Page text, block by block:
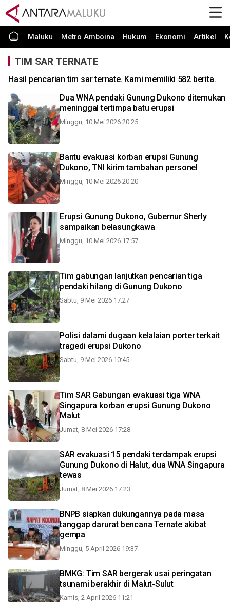
Maluku Metro Amboina Hukum Ekonomi Artikel
TIM SAR TERNATE
Hasil pencarian tim sar ternate. Kami memiliki 582 berita.
Dua WNA pendaki Gunung Dukono ditemukan
meninggal tertimpa batu erupsi
Minggu, 10 Mei 2026 20:25
Bantu evakuasi korban erupsi Gunung
Dukono, TNI kirim tambahan personel
Minggu, 10 Mei 2026 20:20
Erupsi Gunung Dukono, Gubernur Sherly
sampaikan belasungkawa
Minggu, 10 Mei 2026 17:57
Tim gabungan lanjutkan pencarian tiga
pendaki hilang di Gunung Dukono
Sabtu, 9 Mei 2026 17:27
Polisi dalami dugaan kelalaian porter terkait
tragedi erupsi Dukono
Sabtu, 9 Mei 2026 10:45
Tim SAR Gabungan evakuasi tiga WNA
Singapura korban erupsi Gunung Dukono
Malut
Jumat, 8 Mei 2026 17:28
SAR evakuasi 15 pendaki terdampak erupsi
Gunung Dukono di Halut, dua WNA Singapura
tewas
Jumat, 8 Mei 2026 17:23
BNPB siapkan dukungannya pada masa
tanggap darurat bencana Ternate akibat
gempa
Minggu, 5 April 2026 19:37
BMKG: Tim SAR bergerak usai peringatan
tsunami berakhir di Malut-Sulut
Kamis, 2 April 2026 11:21